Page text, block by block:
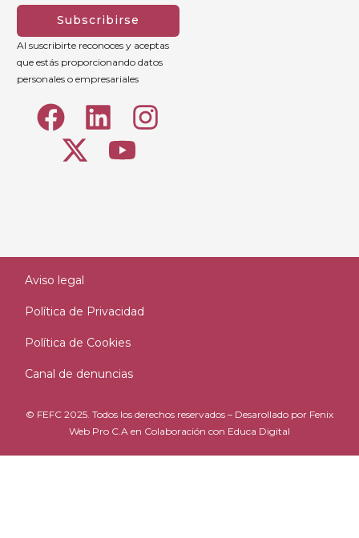
Subscribirse
Al suscribirte reconoces y aceptas
que estás proporcionando datos
personales o empresariales
© FEFC 2025. Todos los derechos reservados – Desarollado por Fenix
Web Pro C.A en Colaboración con Educa Digital
Aviso legal
Política de Privacidad
Política de Cookies
Canal de denuncias